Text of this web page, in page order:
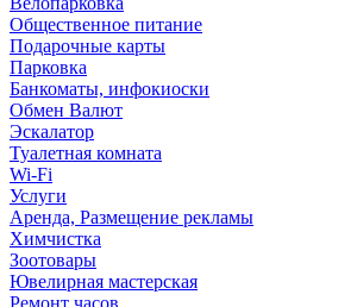
Общественное питание
Подарочные карты
Парковка
Банкоматы, инфокиоски
Обмен Валют
Эскалатор
Туалетная комната
Wi-Fi
Услуги
Аренда, Размещение рекламы
Химчистка
Зоотовары
Ювелирная мастерская
Ремонт часов